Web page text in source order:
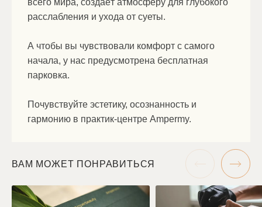
всего мира, создаёт атмосферу для глубокого
расслабления и ухода от суеты.
А чтобы вы чувствовали комфорт с самого
начала, у нас предусмотрена бесплатная
парковка.
Почувствуйте эстетику, осознанность и
гармонию в практик-центре Ampermy.
ВАМ МОЖЕТ ПОНРАВИТЬСЯ